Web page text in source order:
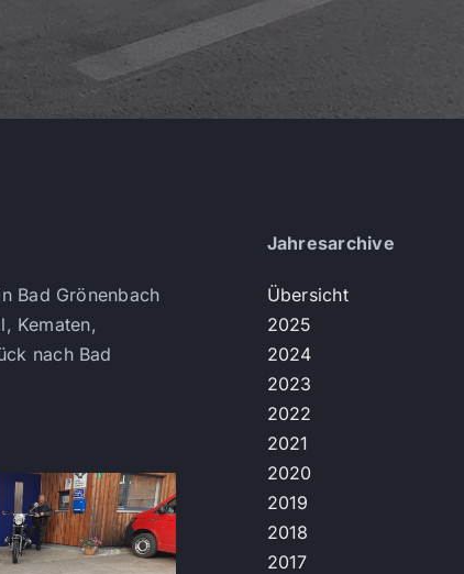
Bad Grönenbach
Kematen,
nach Bad
Jahresarchive
Übersicht
2025
2024
2023
2022
2021
2020
2019
2018
2017